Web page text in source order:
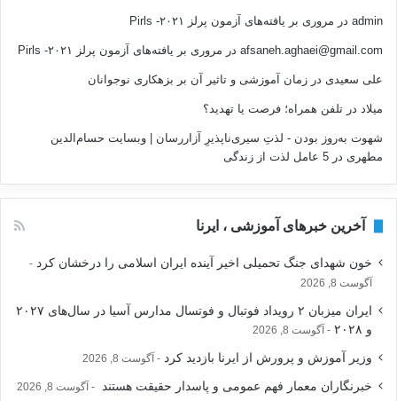
admin در مروری بر یافته‌های آزمون پرلز ۲۰۲۱- Pirls
afsaneh.aghaei@gmail.com در مروری بر یافته‌های آزمون پرلز ۲۰۲۱- Pirls
علی سعیدی در زمان آموزشی و تاثیر آن بر بزهکاری نوجوانان
میلاد در تلفن همراه؛ فرصت يا تهديد؟
شهوت به‌روز بودن - لذتِ سیری‌ناپذیرِ آزاررسان | وبسایت حسام‌الدین
مطهری در 5 عامل لذت از زندگی
آخرین خبرهای آموزشی ، ایرنا
خون شهدای جنگ تحمیلی اخیر آینده ایران اسلامی را درخشان کرد
آگوست 8, 2026
ایران میزبان ۲ رویداد فوتبال و فوتسال مدارس آسیا در سال‌های ۲۰۲۷
و ۲۰۲۸
آگوست 8, 2026
وزیر آموزش و پرورش از ایرنا بازدید کرد آگوست 8, 2026
خبرنگاران معمار فهم عمومی و پاسدار حقیقت هستند آگوست 8, 2026